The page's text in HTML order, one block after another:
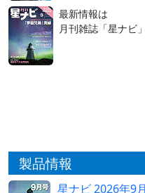
最新情報は
月刊雑誌「星ナビ
製品情報
星ナビ 2026年9